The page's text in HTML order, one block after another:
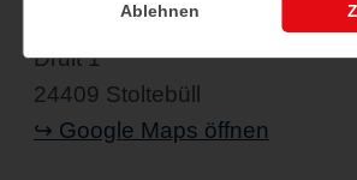
Gutshof Drült
Drült 1
24409 Stoltebüll
↪ Google Maps öffnen
Ablehnen